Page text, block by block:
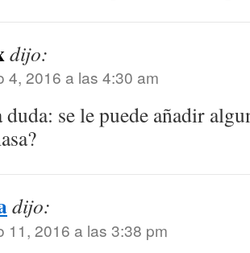
dijo:
4, 2016 a las 4:30 am
duda: se le puede añadir
dijo:
11, 2016 a las 3:38 pm